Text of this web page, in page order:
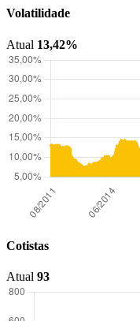
Volatilidade
Atual 13,42%
Cotistas
Atual 93